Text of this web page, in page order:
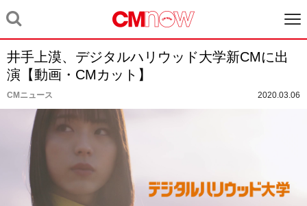
井手上漠、デジタルハリウッド大学新CMに出
演【動画・CMカット】
CMニュース 2020.03.06